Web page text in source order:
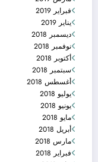
فبراير 2019
يناير 2019
ديسمبر 2018
نوفمبر 2018
أكتوبر 2018
سبتمبر 2018
أغسطس 2018
يوليو 2018
يونيو 2018
مايو 2018
أبريل 2018
مارس 2018
فبراير 2018